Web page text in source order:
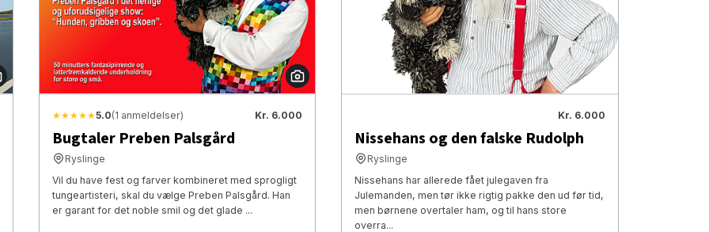
★★★★★5.0(1 anmeldelser) Kr. 6.000
Bugtaler Preben Palsgård
Ryslinge
Vil du have fest og farver kombineret med sprogligt
tungeartisteri, skal du vælge Preben Palsgård. Han
er garant for det noble smil og det glade ...
Kr. 6.000
Nissehans og den falske Rudolph
Ryslinge
Nissehans har allerede fået julegaven fra
Julemanden, men tør ikke rigtig pakke den ud før tid,
men børnene overtaler ham, og til hans store
overra...